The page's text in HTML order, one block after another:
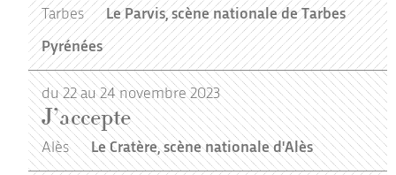
Tarbes
Le Parvis, scène nationale de Tarbes
Pyrénées
du 22 au 24 novembre 2023
J’accepte
Alès Le Cratère, scène nationale d'Alès